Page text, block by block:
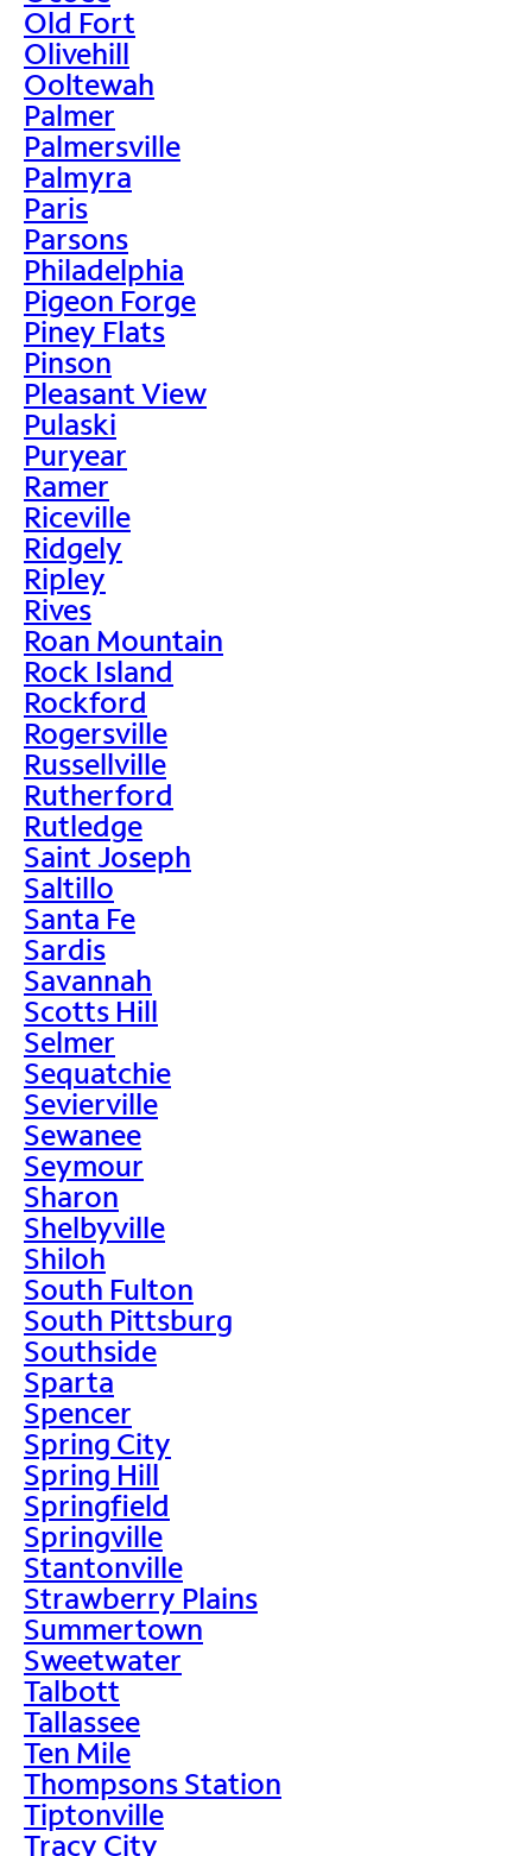
Old Fort
Olivehill
Ooltewah
Palmer
Palmersville
Palmyra
Paris
Parsons
Philadelphia
Pigeon Forge
Piney Flats
Pinson
Pleasant View
Pulaski
Puryear
Ramer
Riceville
Ridgely
Ripley
Rives
Roan Mountain
Rock Island
Rockford
Rogersville
Russellville
Rutherford
Rutledge
Saint Joseph
Saltillo
Santa Fe
Sardis
Savannah
Scotts Hill
Selmer
Sequatchie
Sevierville
Sewanee
Seymour
Sharon
Shelbyville
Shiloh
South Fulton
South Pittsburg
Southside
Sparta
Spencer
Spring City
Spring Hill
Springfield
Springville
Stantonville
Strawberry Plains
Summertown
Sweetwater
Talbott
Tallassee
Ten Mile
Thompsons Station
Tiptonville
Tracy City